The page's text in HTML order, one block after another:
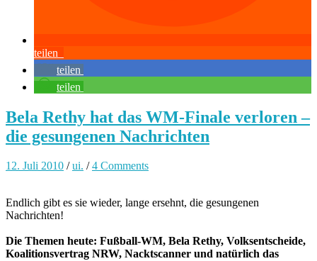
teilen
teilen
teilen
Bela Rethy hat das WM-Finale verloren –
die gesungenen Nachrichten
12. Juli 2010 /ui. /4 Comments
Endlich gibt es sie wieder, lange ersehnt, die gesungenen
Nachrichten!
Die Themen heute: Fußball-WM, Bela Rethy, Volksentscheide,
Koalitionsvertrag NRW, Nacktscanner und natürlich das